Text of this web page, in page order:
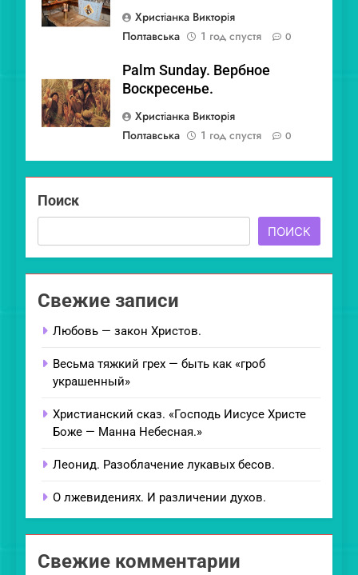
Христіанка Викторія
Полтавська
1 год спустя 0
Palm Sunday. Вербное
Воскресенье.
Христіанка Викторія
Полтавська
1 год спустя 0
Поиск
ПОИСК
Свежие записи
Любовь — закон Христов.
Весьма тяжкий грех — быть как «гроб
украшенный»
Христианский сказ. «Господь Иисусе Христе
Боже — Манна Небесная.»
Леонид. Разоблачение лукавых бесов.
О лжевидениях. И различении духов.
Свежие комментарии